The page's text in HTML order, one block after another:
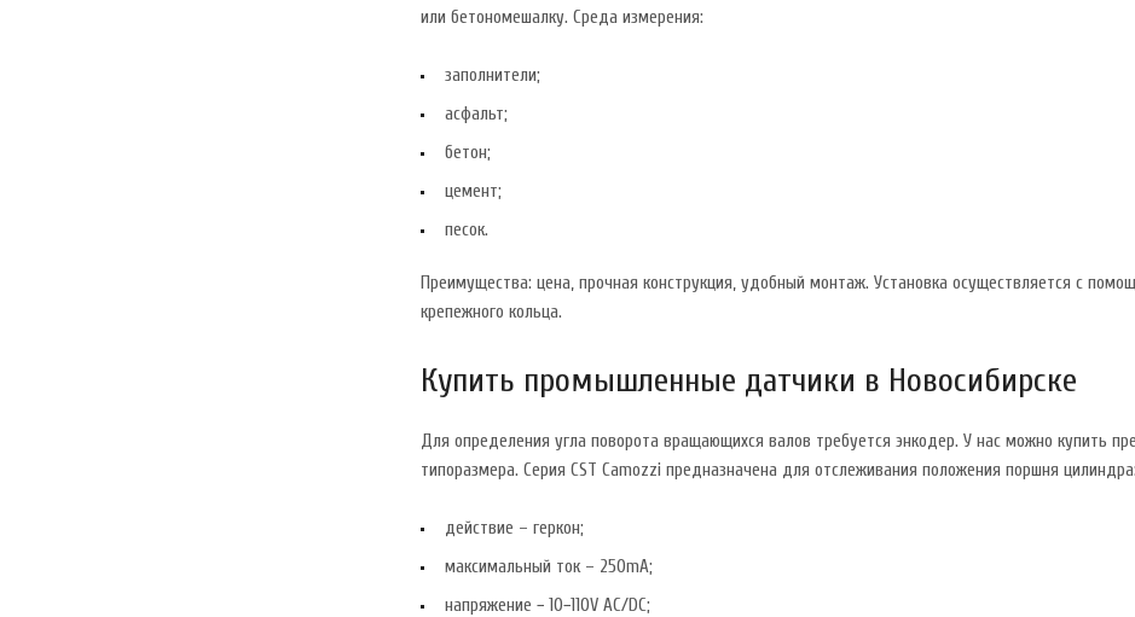
или бетономешалку. Среда измерения:
заполнители;
асфальт;
бетон;
цемент;
песок.
Преимущества: цена, прочная конструкция, удобный монтаж. Установка осуществляется с
крепежного кольца.
Купить промышленные датчики в Новосибирске
Для определения угла поворота вращающихся валов требуется энкодер. У нас можно купить
типоразмера. Серия CST Camozzi предназначена для отслеживания положения поршня цилиндра:
действие – геркон;
максимальный ток – 250mA;
напряжение − 10−110V AC/DC;